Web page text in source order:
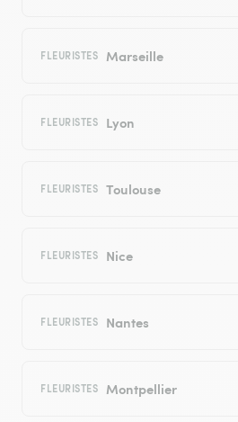
FLEURISTES Marseille
FLEURISTES Lyon
FLEURISTES Toulouse
FLEURISTES Nice
FLEURISTES Nantes
FLEURISTES Montpellier